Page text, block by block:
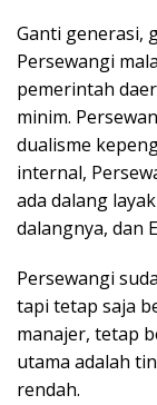
Ganti generasi,
Persewangi
pemerintah
minim.
dualisme
internal,
ada dalang
dalangnya, dan
Persewangi
tapi tetap saja
manajer, tetap
utama adalah
rendah.